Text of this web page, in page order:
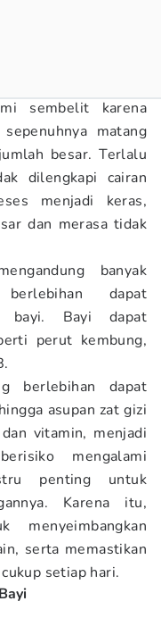
sembelit karena
matang
besar. Terlalu
dilengkapi cairan
menjadi keras,
dan merasa tidak
banyak
dapat
bayi. Bayi dapat
perut kembung,
berlebihan dapat
asupan zat gizi
vitamin, menjadi
mengalami
penting untuk
Karena itu,
serta memastikan
setiap hari.